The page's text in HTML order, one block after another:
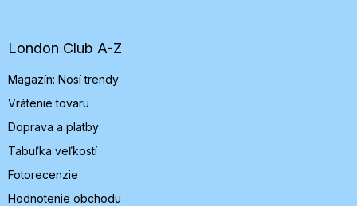
e
London Club A-Z
Magazín: Nosí trendy
Vrátenie tovaru
Doprava a platby
Tabuľka veľkostí
Fotorecenzie
Hodnotenie obchodu